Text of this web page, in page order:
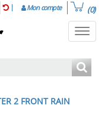
Mon compte (0)
2 FRONT RAIN